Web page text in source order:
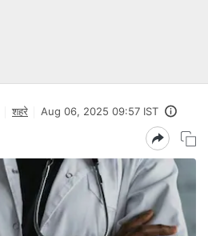
शहरे Aug 06, 2025 09:57 IST